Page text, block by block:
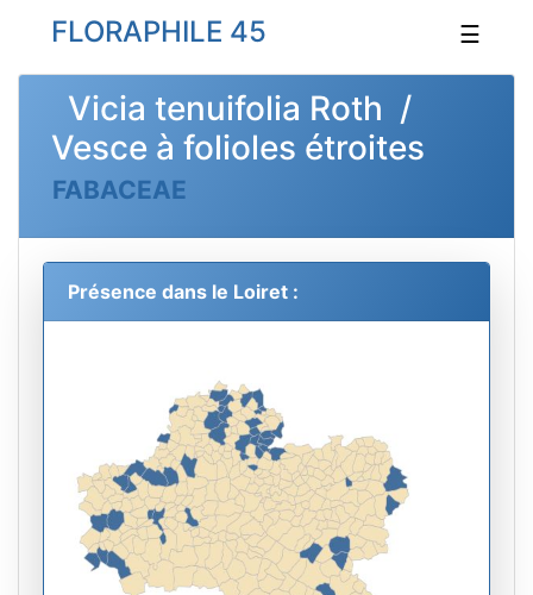
FLORAPHILE 45 ☰
Vicia tenuifolia Roth /
Vesce à folioles étroites
FABACEAE
Présence dans le Loiret :